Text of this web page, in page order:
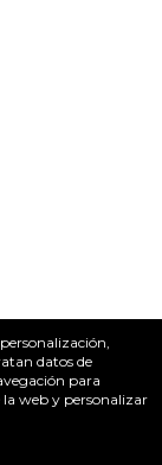
datos de
para
la web y personalizar